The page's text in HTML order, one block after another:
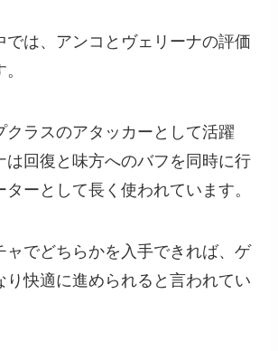
では、アンコとヴェリーナの評価
クラスのアタッカーとして活躍
は回復と味方へのバフを同時に行
ターとして長く使われています。
ャでどちらかを入手できれば、ゲ
り快適に進められると言われてい